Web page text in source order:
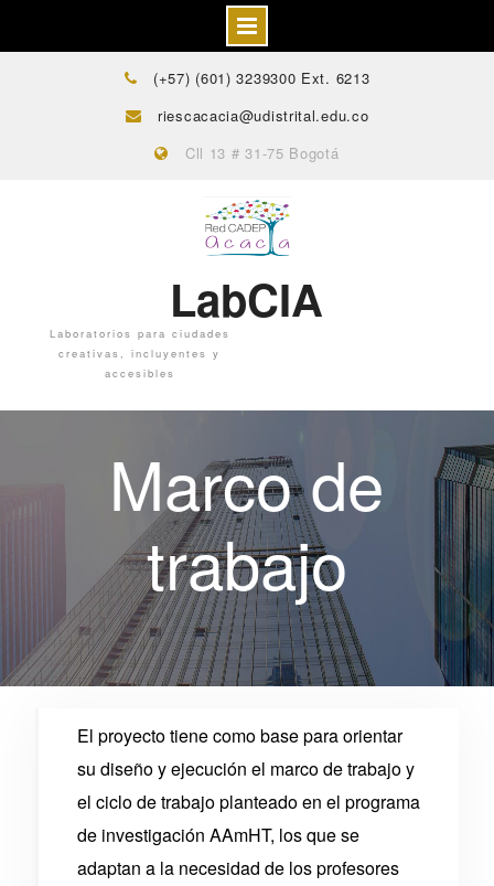
(+57) (601) 3239300 Ext. 6213
riescacacia@udistrital.edu.co
Cll 13 # 31-75 Bogotá
LabCIA
Laboratorios para ciudades
creativas, incluyentes y
accesibles
Marco de
trabajo
El proyecto tiene como base para orientar
su diseño y ejecución el marco de trabajo y
el ciclo de trabajo planteado en el programa
de investigación AAmHT, los que se
adaptan a la necesidad de los profesores